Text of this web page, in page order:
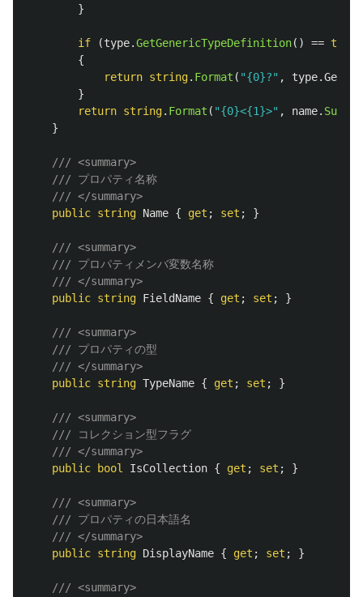
}
if (type.GetGenericTypeDefinition() ==
{
return string. Format ( "{0}?" , type.
}
return string. Format ( "{0}<{1}>" , name.
}
/// <summary>
/// プロパティ名称
/// </summary>
public string Name { get ; set ; }
/// <summary>
/// プロパティメンバ変数名称
/// </summary>
public string FieldName { get ; set ; }
/// <summary>
/// プロパティの型
/// </summary>
public string TypeName { get ; set ; }
/// <summary>
/// コレクション型フラグ
/// </summary>
public
bool IsCollection { get ; set ; }
/// <summary>
/// プロパティの日本語名
/// </summary>
public string DisplayName { get ; set ; }
/// <summary>